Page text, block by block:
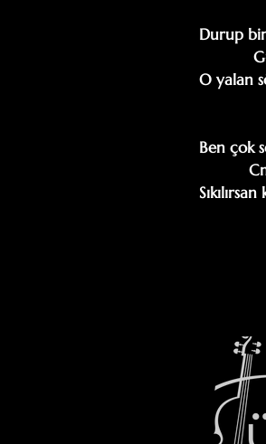
Durup
O yalan
Ben çok